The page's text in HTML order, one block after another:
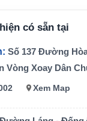
ICOM
có sẵn tại
Số 137 Đường
Vòng Xoay Dân
Xem Map